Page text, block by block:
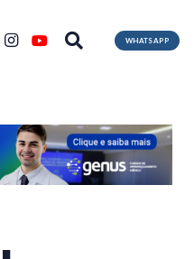
WHATSAPP